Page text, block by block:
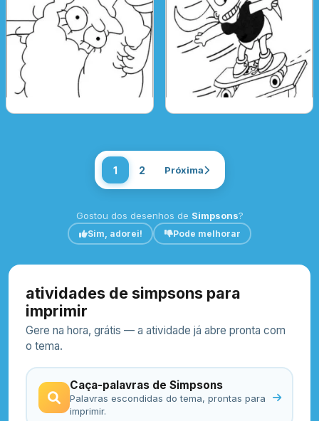
1 2 Próxima
Gostou dos desenhos de Simpsons?
Sim, adorei! Pode melhorar
atividades de simpsons para
imprimir
Gere na hora, grátis — a atividade já abre pronta com
o tema.
Caça-palavras de Simpsons
Palavras escondidas do tema, prontas para
imprimir.